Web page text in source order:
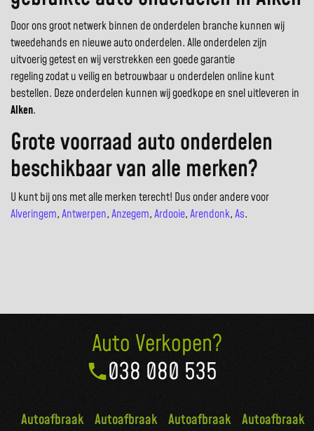
Door ons groot netwerk binnen de onderdelen branche kunnen wij
tweedehands en nieuwe auto onderdelen. Alle onderdelen zijn
uitvoerig getest en wij verstrekken een goede garantie
regeling zodat u veilig en betrouwbaar u onderdelen online kunt
bestellen. Deze onderdelen kunnen wij goedkope en snel uitleveren in
Alken.
Grote voorraad auto onderdelen
beschikbaar van alle merken?
U kunt bij ons met alle merken terecht! Dus onder andere voor
Alveringem,Antwerpen,Anzegem,Ardooie,Arendonk,As.
Auto Verkopen?
038 080 535
Autoafbraak Autoafbraak Autoafbraak Autoafbraak